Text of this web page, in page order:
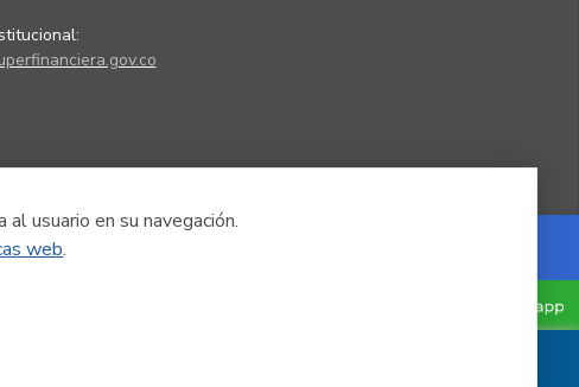
usuario en su navegación.
web.
Powered by Nexura